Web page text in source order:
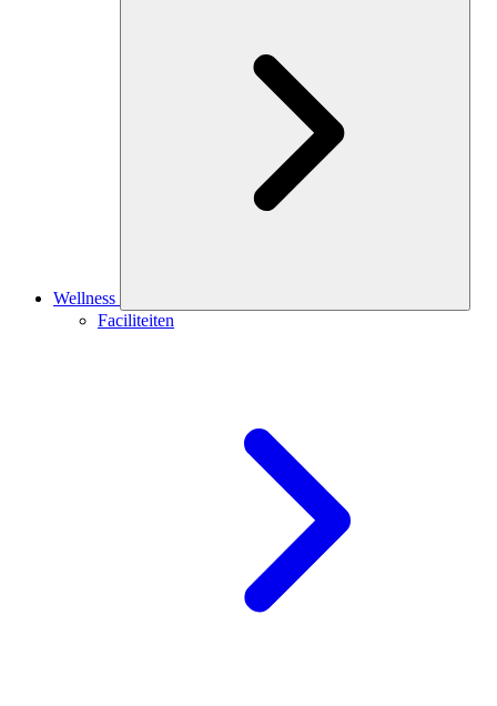
Wellness
Faciliteiten